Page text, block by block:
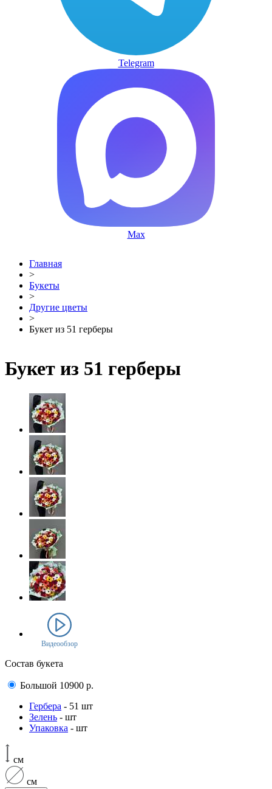
Telegram
Max
Главная
>
Букеты
>
Другие цветы
>
Букет из 51 герберы
Букет из 51 герберы
Видеообзор
Состав букета
Большой 10900 р.
Гербера - 51 шт
Зелень - шт
Упаковка - шт
см
см